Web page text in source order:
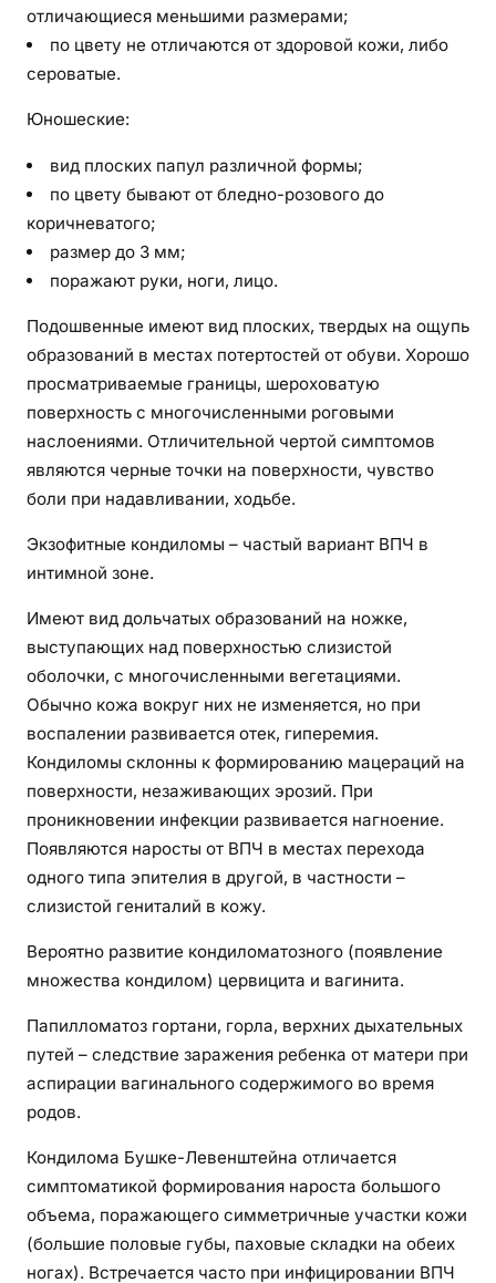
отличающиеся меньшими размерами;
по цвету не отличаются от здоровой кожи, либо
сероватые.
Юношеские:
вид плоских папул различной формы;
по цвету бывают от бледно-розового до
коричневатого;
размер до 3 мм;
поражают руки, ноги, лицо.
Подошвенные имеют вид плоских, твердых на ощупь
образований в местах потертостей от обуви. Хорошо
просматриваемые границы, шероховатую
поверхность с многочисленными роговыми
наслоениями. Отличительной чертой симптомов
являются черные точки на поверхности, чувство
боли при надавливании, ходьбе.
Экзофитные кондиломы – частый вариант ВПЧ в
интимной зоне.
Имеют вид дольчатых образований на ножке,
выступающих над поверхностью слизистой
оболочки, с многочисленными вегетациями.
Обычно кожа вокруг них не изменяется, но при
воспалении развивается отек, гиперемия.
Кондиломы склонны к формированию мацераций на
поверхности, незаживающих эрозий. При
проникновении инфекции развивается нагноение.
Появляются наросты от ВПЧ в местах перехода
одного типа эпителия в другой, в частности –
слизистой гениталий в кожу.
Вероятно развитие кондиломатозного (появление
множества кондилом) цервицита и вагинита.
Папилломатоз гортани, горла, верхних дыхательных
путей – следствие заражения ребенка от матери при
аспирации вагинального содержимого во время
родов.
Кондилома Бушке-Левенштейна отличается
симптоматикой формирования нароста большого
объема, поражающего симметричные участки кожи
(большие половые губы, паховые складки на обеих
ногах). Встречается часто при инфицировании ВПЧ